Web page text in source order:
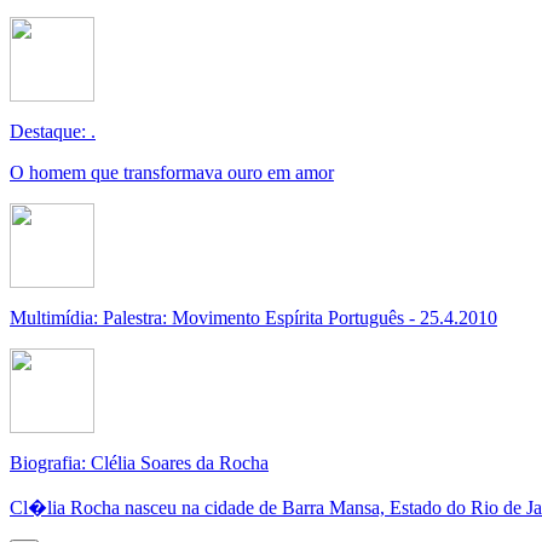
Destaque: .
O homem que transformava ouro em amor
Multimídia: Palestra: Movimento Espírita Português - 25.4.2010
Biografia: Clélia Soares da Rocha
Cl�lia Rocha nasceu na cidade de Barra Mansa, Estado do Rio de